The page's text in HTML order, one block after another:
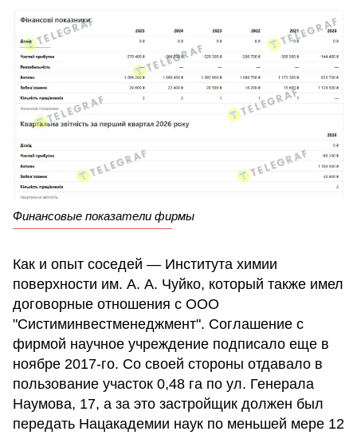
Финансовые показатели фирмы
Как и опыт соседей — Института химии
поверхности им. А. А. Чуйко, который также имел
договорные отношения с ООО
"Систиминвестменеджмент". Соглашение с
фирмой научное учреждение подписало еще в
ноябре 2017-го. Со своей стороны отдавало в
пользование участок 0,48 га по ул. Генерала
Наумова, 17, а за это застройщик должен был
передать Нацакадемии наук по меньшей мере 12